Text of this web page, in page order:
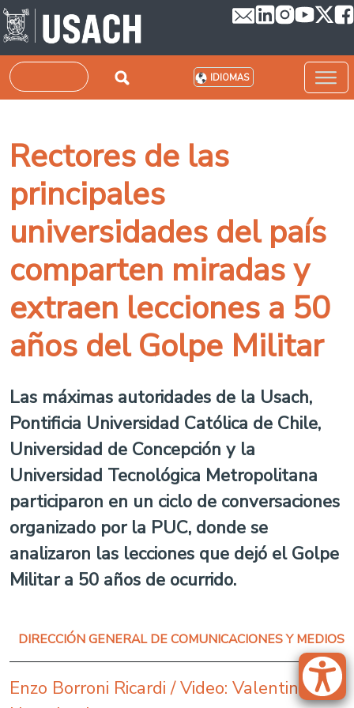
Pasar al contenido principal
Buscar IDIOMAS
Rectores de las
principales
universidades del país
comparten miradas y
extraen lecciones a 50
años del Golpe Militar
Las máximas autoridades de la Usach,
Pontificia Universidad Católica de Chile,
Universidad de Concepción y la
Universidad Tecnológica Metropolitana
participaron en un ciclo de conversaciones
organizado por la PUC, donde se
analizaron las lecciones que dejó el Golpe
Militar a 50 años de ocurrido.
DIRECCIÓN GENERAL DE COMUNICACIONES Y MEDIOS
Enzo Borroni Ricardi / Video: Valentina